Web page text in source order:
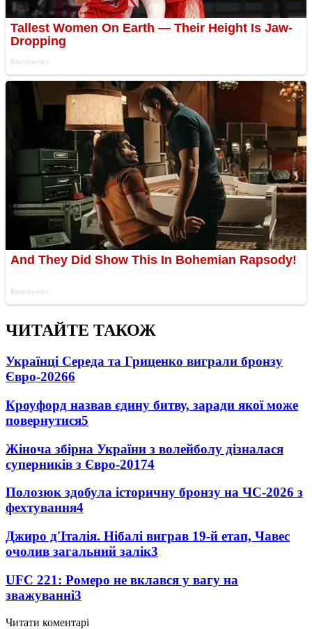
ЧИТАЙТЕ ТАКОЖ
Українці Середа та Гриценко виграли бронзу
Євро-20266
Кроуфорд назвав єдину битву, заради якої може
повернутися5
Жіноча збірна України з волейболу дізналася
суперників з Євро-20174
Полозюк здобула історичну бронзу на ЧС-2026 з
фехтування4
Джиро д'Італія. Нібалі виграв 19-й етап, Чавес
очолив загальний залік3
UFC 221: Ромеро не вклався у вагу на
зважуванні3
Читати коментарі